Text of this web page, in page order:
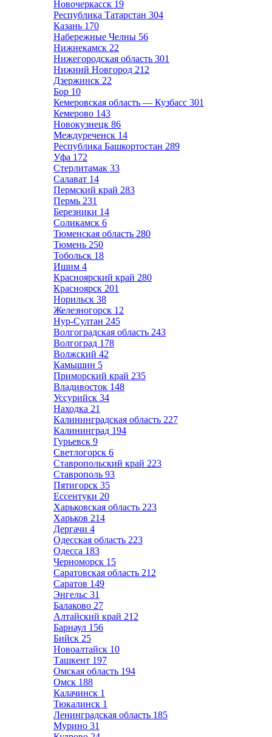
Новочеркасск 19
Республика Татарстан 304
Казань 170
Набережные Челны 56
Нижнекамск 22
Нижегородская область 301
Нижний Новгород 212
Дзержинск 22
Бор 10
Кемеровская область — Кузбасс 301
Кемерово 143
Новокузнецк 86
Междуреченск 14
Республика Башкортостан 289
Уфа 172
Стерлитамак 33
Салават 14
Пермский край 283
Пермь 231
Березники 14
Соликамск 6
Тюменская область 280
Тюмень 250
Тобольск 18
Ишим 4
Красноярский край 280
Красноярск 201
Норильск 38
Железногорск 12
Нур-Султан 245
Волгоградская область 243
Волгоград 178
Волжский 42
Камышин 5
Приморский край 235
Владивосток 148
Уссурийск 34
Находка 21
Калининградская область 227
Калининград 194
Гурьевск 9
Светлогорск 6
Ставропольский край 223
Ставрополь 93
Пятигорск 35
Ессентуки 20
Харьковская область 223
Харьков 214
Дергачи 4
Одесская область 223
Одесса 183
Черноморск 15
Саратовская область 212
Саратов 149
Энгельс 31
Балаково 27
Алтайский край 212
Барнаул 156
Бийск 25
Новоалтайск 10
Ташкент 197
Омская область 194
Омск 188
Калачинск 1
Тюкалинск 1
Ленинградская область 185
Мурино 31